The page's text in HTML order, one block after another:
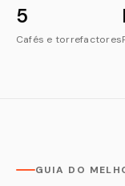
5
Cafés e torrefactores
GUIA DO